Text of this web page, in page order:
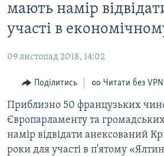
матеріалу
до
основної
Перейти
пошуку
ВІДЕО ТА ФОТО
БЛОГИ
ПОГЛЯД
ІНТЕРВ'Ю
ВСЕ ЗА ДЕНЬ
СПЕЦПРОЕКТИ
мають намір
участі в
09 листопад 2018, 14:02
Поділитись Читати без VPN
Приблизно 50 французьких
Європарламенту та
намір відвідати анексований
роки для участі в п'ятому